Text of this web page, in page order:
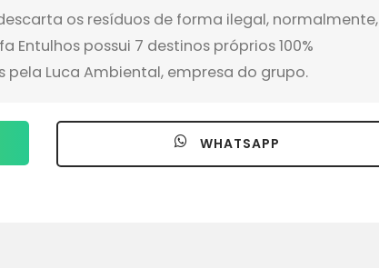
os resíduos de forma ilegal, normalmente,
Entulhos possui 7 destinos próprios 100%
pela Luca Ambiental, empresa do grupo.
WHATSAPP